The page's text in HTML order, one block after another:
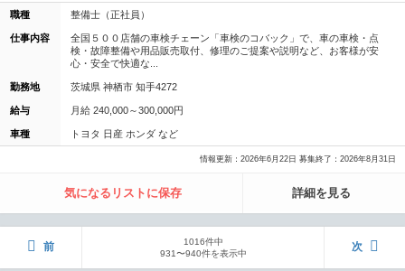
職種 整備士（正社員）
仕事内容
全国５００店舗の車検チェーン「車検のコバック」で、車の車検・点
検・故障整備や用品販売取付、修理のご提案や説明など、お客様が安
心・安全で快適な...
勤務地 茨城県 神栖市 知手4272
給与 月給 240,000～300,000円
車種 トヨタ 日産 ホンダ など
情報更新：2026年6月22日 募集終了：2026年8月31日
気になるリストに保存 詳細を見る
前
1016件中
931〜940件を表示中
次